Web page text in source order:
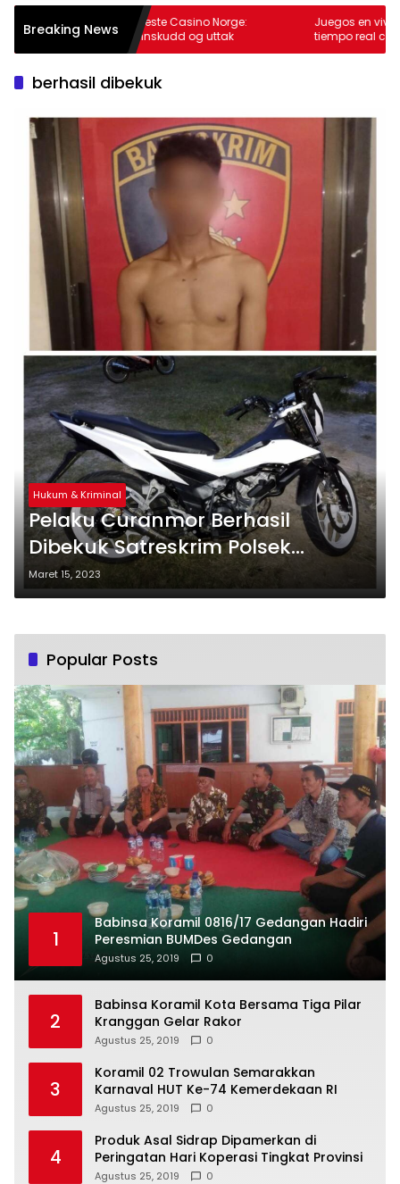
Breaking News
betalinger hos Beste Casino Norge:
bør vite om innskudd og uttak
Juegos en vivo en The
tiempo real con
berhasil dibekuk
Hukum & Kriminal
Pelaku Curanmor Berhasil
Dibekuk Satreskrim Polsek
Biromaru
Maret 15, 2023
Popular Posts
1
Babinsa Koramil 0816/17 Gedangan Hadiri
Peresmian BUMDes Gedangan
Agustus 25, 2019 0
2
Babinsa Koramil Kota Bersama Tiga Pilar
Kranggan Gelar Rakor
Agustus 25, 2019 0
3
Koramil 02 Trowulan Semarakkan
Karnaval HUT Ke-74 Kemerdekaan RI
Agustus 25, 2019 0
4
Produk Asal Sidrap Dipamerkan di
Peringatan Hari Koperasi Tingkat Provinsi
Agustus 25, 2019 0